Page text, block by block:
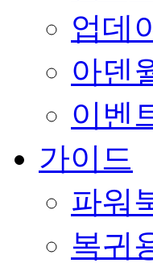
업데
아덴
이벤
가이드
파워
복귀